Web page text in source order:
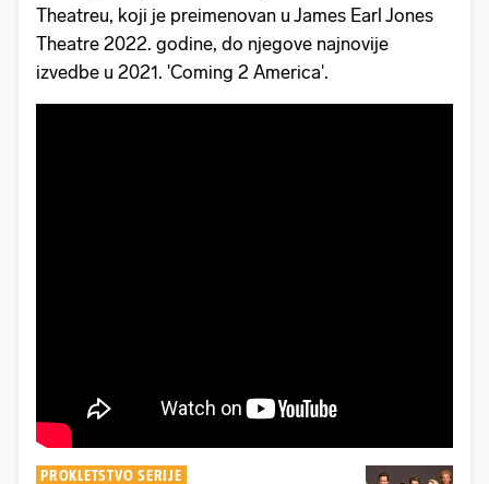
Theatreu, koji je preimenovan u James Earl Jones
Theatre 2022. godine, do njegove najnovije
izvedbe u 2021. 'Coming 2 America'.
PROKLETSTVO SERIJE